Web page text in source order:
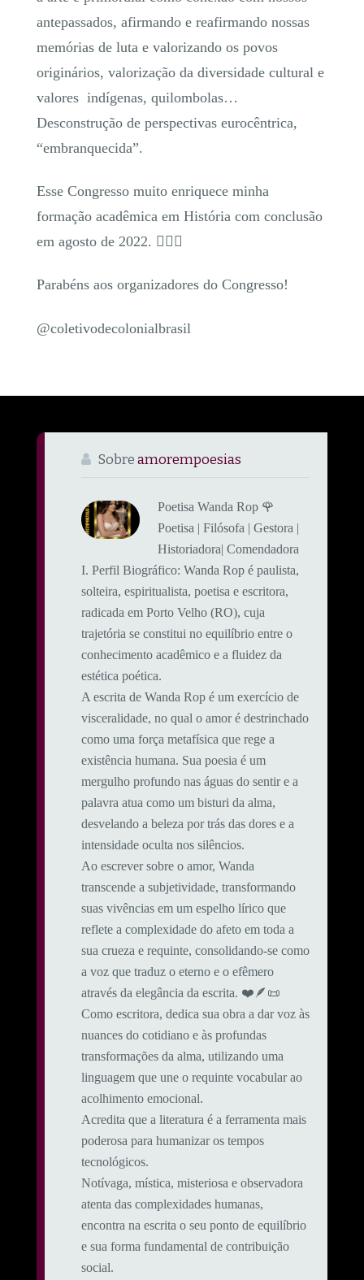
antepassados, afirmando e reafirmando nossas
memórias de luta e valorizando os povos
originários, valorização da diversidade cultural e
valores indígenas, quilombolas…
Desconstrução de perspectivas eurocêntrica,
“embranquecida”.
Esse Congresso muito enriquece minha
formação acadêmica em História com conclusão
em agosto de 2022. ⚘
Parabéns aos organizadores do Congresso!
@coletivodecolonialbrasil
Sobre amorempoesias
Poetisa Wanda Rop 🌹
Poetisa | Filósofa | Gestora |
Historiadora| Comendadora
​I. Perfil Biográfico: ​Wanda Rop é paulista,
solteira, espiritualista, poetisa e escritora,
radicada em Porto Velho (RO), cuja
trajetória se constitui no equilíbrio entre o
conhecimento acadêmico e a fluidez da
estética poética.
A escrita de Wanda Rop é um exercício de
visceralidade, no qual o amor é destrinchado
como uma força metafísica que rege a
existência humana. Sua poesia é um
mergulho profundo nas águas do sentir e a
palavra atua como um bisturi da alma,
desvelando a beleza por trás das dores e a
intensidade oculta nos silêncios.
Ao escrever sobre o amor, Wanda
transcende a subjetividade, transformando
suas vivências em um espelho lírico que
reflete a complexidade do afeto em toda a
sua crueza e requinte, consolidando-se como
a voz que traduz o eterno e o efêmero
através da elegância da escrita. ❤️🪶📜
Como escritora, dedica sua obra a dar voz às
nuances do cotidiano e às profundas
transformações da alma, utilizando uma
linguagem que une o requinte vocabular ao
acolhimento emocional.
​Acredita que a literatura é a ferramenta mais
poderosa para humanizar os tempos
tecnológicos.
Notívaga, mística, misteriosa e observadora
atenta das complexidades humanas,
encontra na escrita o seu ponto de equilíbrio
e sua forma fundamental de contribuição
social.